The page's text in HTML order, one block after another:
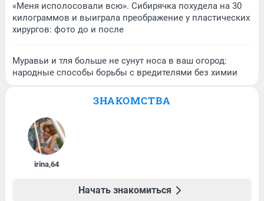
«Меня исполосовали всю». Сибирячка похудела на 30
килограммов и выиграла преображение у пластических
хирургов: фото до и после
Муравьи и тля больше не сунут носа в ваш огород:
народные способы борьбы с вредителями без химии
ЗНАКОМСТВА
irina,64
Начать знакомиться